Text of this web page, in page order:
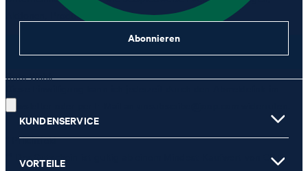
Aktionen, Produkt-Promotions zuzusenden.
JETZT ANMELDEN
* Pflichtfeld
** Der Gutschein ist gültig ab einem Mindest-Kaufwert von CHF
Gute Wahl!
Abonnieren
KUNDENSERVICE
VORTEILE